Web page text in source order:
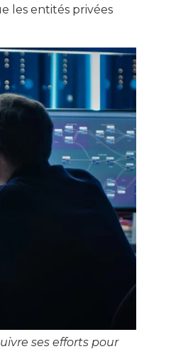
les entités privées
ses efforts pour